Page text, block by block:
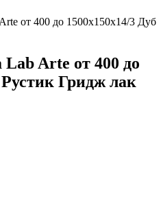
от 400 до 1500х150х14/3 Дуб
Arte от 400 до
Гридж лак